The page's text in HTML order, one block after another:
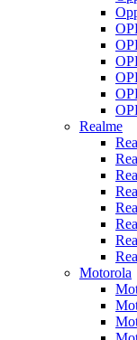
Realme
Motorola